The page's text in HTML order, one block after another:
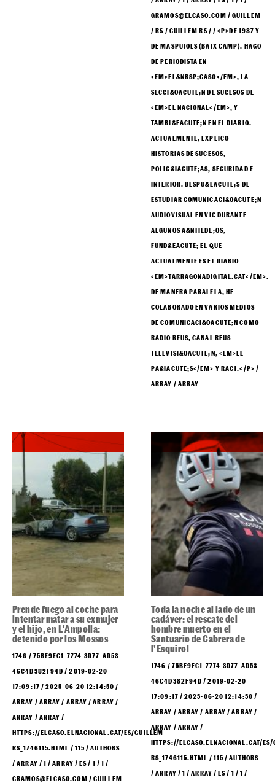
GRAMOS@ELCASO.COM / GUILLEM
/ RS / GUILLEM RS / / <P>DE 1987 Y
DE MASPUJOLS (BAIX CAMP). HAGO
DE PERIODISTA EN
<EM>EL&NBSP;CASO</EM>, LA
SECCI&OACUTE;N DE SUCESOS DE
<EM>EL NACIONAL</EM>, Y
TAMBI&EACUTE;N EN EL DIARIO.
ACTUALMENTE, EXPLICO
HISTORIAS DE SUCESOS,
POLIC&IACUTE;AS, SEGURIDAD E
INTERIOR. DESPU&EACUTE;S DE
ESTUDIAR COMUNICACI&OACUTE;N
AUDIOVISUAL EN VIC DURANTE
ALGUNOS A&NTILDE;OS,
FUND&EACUTE; EL QUE
ACTUALMENTE ES EL DIARIO
<EM>TARRAGONADIGITAL.CAT</EM>.
DE MANERA PARALELA, HE
COLABORADO EN VARIOS MEDIOS
DE COMUNICACI&OACUTE;N COMO
RADIO REUS, CANAL REUS
TELEVISI&OACUTE;N, <EM>EL
PA&IACUTE;S</EM> Y RAC1.</P> /
ARRAY / ARRAY
Prende fuego al coche para
intentar matar a su exmujer
y el hijo, en L'Ampolla:
detenido por los Mossos
1746 / 75BF9FC1-7774-3D77-AD53-
46C4D382F94D / 2019-02-20
17:09:17 / 2025-06-20 12:14:50 /
ARRAY / ARRAY / ARRAY / ARRAY /
ARRAY / ARRAY /
HTTPS://ELCASO.ELNACIONAL.CAT/ES/GUILLEM-
RS_1746115.HTML / 115 / AUTHORS
/ ARRAY / 1 / ARRAY / ES / 1 / 1 /
GRAMOS@ELCASO.COM / GUILLEM
Toda la noche al lado de un
cadáver: el rescate del
hombre muerto en el
Santuario de Cabrera de
l'Esquirol
1746 / 75BF9FC1-7774-3D77-AD53-
46C4D382F94D / 2019-02-20
17:09:17 / 2025-06-20 12:14:50 /
ARRAY / ARRAY / ARRAY / ARRAY /
ARRAY / ARRAY /
HTTPS://ELCASO.ELNACIONAL.CAT/
RS_1746115.HTML / 115 / AUTHORS
/ ARRAY / 1 / ARRAY / ES / 1 / 1 /